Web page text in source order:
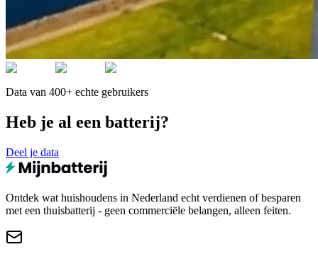
Data van 400+ echte gebruikers
Heb je al een batterij?
Deel je data
Ontdek wat huishoudens in Nederland echt verdienen of besparen
met een thuisbatterij - geen commerciële belangen, alleen feiten.